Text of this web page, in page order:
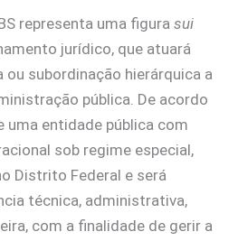
representa uma figura sui
jurídico, que atuará
ou subordinação hierárquica a
pública. De acordo
uma entidade pública com
sob regime especial,
Distrito Federal e será
técnica, administrativa,
com a finalidade de gerir a